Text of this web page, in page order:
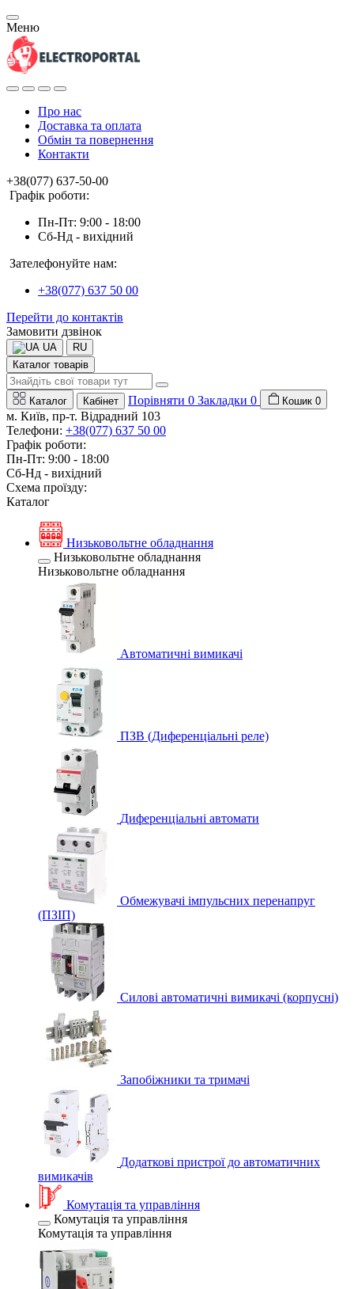
Меню
Про нас
Доставка та оплата
Обмін та повернення
Контакти
+38(077) 637-50-00
Графік роботи:
Пн-Пт: 9:00 - 18:00
Сб-Нд - вихідний
Зателефонуйте нам:
+38(077) 637 50 00
Перейти до контактів
Замовити дзвінок
UA
RU
Каталог товарів
Каталог Кабінет Порівняти 0 Закладки 0 Кошик 0
м. Київ, пр-т. Відрадний 103
Телефони: +38(077) 637 50 00
Графік роботи:
Пн-Пт: 9:00 - 18:00
Сб-Нд - вихідний
Схема проїзду:
Каталог
Низьковольтне обладнання
Низьковольтне обладнання
Низьковольтне обладнання
Автоматичні вимикачі
ПЗВ (Диференціальні реле)
Диференціальні автомати
Обмежувачі імпульсних перенапруг
(ПЗІП)
Силові автоматичні вимикачі (корпусні)
Запобіжники та тримачі
Додаткові пристрої до автоматичних
вимикачів
Комутація та управління
Комутація та управління
Комутація та управління